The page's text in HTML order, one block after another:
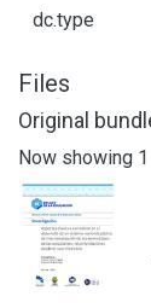
dc.type
Files
Original
Now showing